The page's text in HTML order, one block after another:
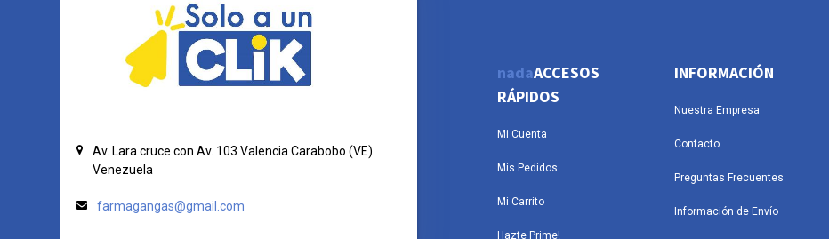
Av. Lara cruce con Av. 103 Valencia Carabobo (VE)
Venezuela
farmagangas@gmail.com
nadaACCESOS
RÁPIDOS
Mi Cuenta
Mis Pedidos
Mi Carrito
Hazte Prime!
INFORMACIÓN
Nuestra Empresa
Contacto
Preguntas Frecuentes
Información de Envío